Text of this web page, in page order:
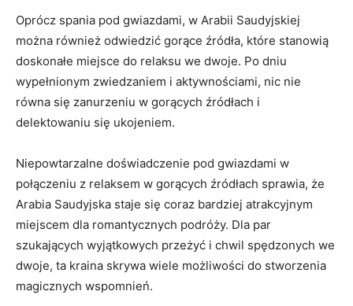
Oprócz spania pod gwiazdami, w Arabii Saudyjskiej
można ​również odwiedzić ⁤gorące źródła, które stanowią
doskonałe ⁤miejsce do relaksu‌ we dwoje. Po dniu
wypełnionym zwiedzaniem‍ i aktywnościami, nic nie
równa się zanurzeniu w gorących źródłach i
delektowaniu się ukojeniem.
Niepowtarzalne doświadczenie pod gwiazdami w
połączeniu z relaksem ‌w​ gorących źródłach sprawia, że
Arabia ⁣Saudyjska ‌staje się ​coraz bardziej atrakcyjnym
miejscem⁢ dla romantycznych podróży. Dla⁢ par‍
szukających wyjątkowych⁤ przeżyć i chwil spędzonych we
dwoje, ta kraina⁤ skrywa wiele ⁤możliwości‍ do stworzenia
magicznych wspomnień.